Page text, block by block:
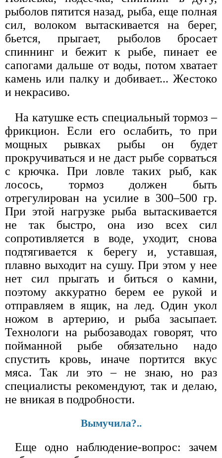
рыболов пятится назад, рыба, еще полная
сил, волоком вытаскивается на берег,
бьется, прыгает, рыболов бросает
спиннинг и бежит к рыбе, пинает ее
сапогами дальше от воды, потом хватает
камень или палку и добивает... Жестоко
и некрасиво.
На катушке есть специальный тормоз –
фрикцион. Если его ослабить, то при
мощных рывках рыбы он будет
прокручиваться и не даст рыбе сорваться
с крючка. При ловле таких рыб, как
лосось, тормоз должен быть
отрегулирован на усилие в 300–500 гр.
При этой нагрузке рыба вытаскивается
не так быстро, она изо всех сил
сопротивляется в воде, уходит, снова
подтягивается к берегу и, уставшая,
плавно выходит на сушу. При этом у нее
нет сил прыгать и биться о камни,
поэтому аккуратно берем ее рукой и
отправляем в ящик, на лед. Один укол
ножом в артерию, и рыба засыпает.
Технологи на рыбозаводах говорят, что
пойманной рыбе обязательно надо
спустить кровь, иначе портится вкус
мяса. Так ли это – не знаю, но раз
специалисты рекомендуют, так и делаю,
не вникая в подробности.
Вымучила?..
Еще одно наблюдение-вопрос: зачем